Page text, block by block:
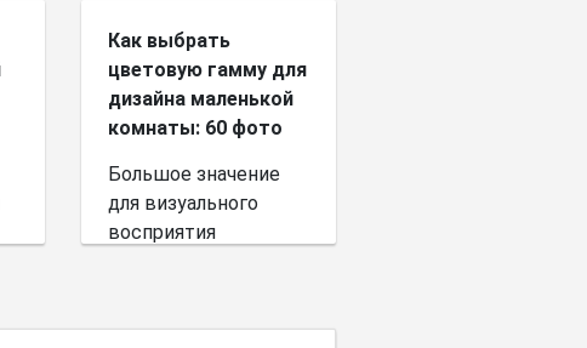
Как выбрать
цветовую гамму для
дизайна маленькой
комнаты: 60 фото
Большое значение
для визуального
восприятия